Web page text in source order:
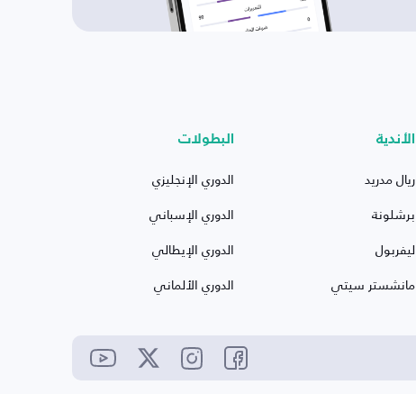
الأندية
ريال مدريد
برشلونة
ليفربول
مانشستر سيتي
البطولات
الدوري الإنجليزي
الدوري الإسباني
الدوري الإيطالي
الدوري الألماني